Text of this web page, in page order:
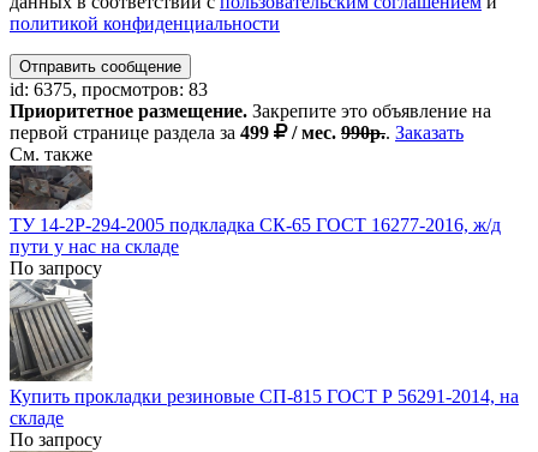
политикой конфиденциальности
Отправить сообщение
id: 6375, просмотров: 83
Приоритетное размещение. Закрепите это объявление на
первой странице раздела за 499 / мес. 990р.. Заказать
См. также
ТУ 14-2Р-294-2005 подкладка СК-65 ГОСТ 16277-2016, ж/д
пути у нас на складе
По запросу
Купить прокладки резиновые СП-815 ГОСТ Р 56291-2014, на
складе
По запросу